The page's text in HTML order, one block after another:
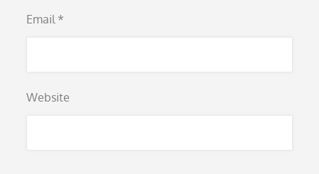
Email *
Website